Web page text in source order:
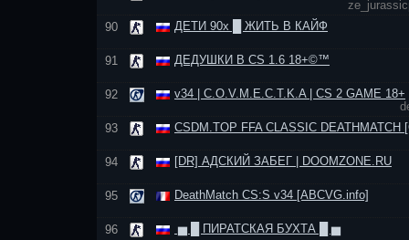
90
ДЕТИ 90х █ ЖИТЬ В КАЙФ
91 ДЕДУШКИ В CS 1.6 18+©™
92
v34 | C.O.V.M.E.C.T.K.A | CS 2 GAME 18+
93
CSDM.TOP FFA CLASSIC DEATHMATCH
94 [DR] АДСКИЙ ЗАБЕГ | DOOMZONE.RU
95 DeathMatch CS:S v34 [ABCVG.info]
96 ▅ █ ПИРАТСКАЯ БУХТА █ ▅